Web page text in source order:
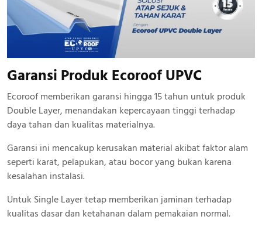
Garansi Produk Ecoroof UPVC
Ecoroof memberikan garansi hingga 15 tahun untuk produk
Double Layer, menandakan kepercayaan tinggi terhadap
daya tahan dan kualitas materialnya.
Garansi ini mencakup kerusakan material akibat faktor alam
seperti karat, pelapukan, atau bocor yang bukan karena
kesalahan instalasi.
Untuk Single Layer tetap memberikan jaminan terhadap
kualitas dasar dan ketahanan dalam pemakaian normal.